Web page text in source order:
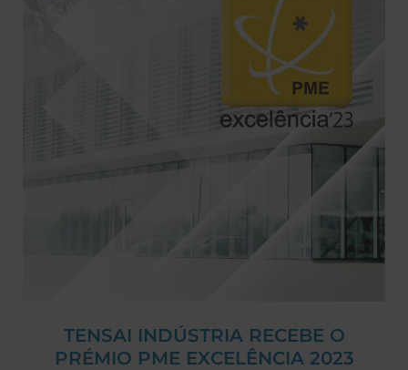
TENSAI INDÚSTRIA RECEBE O
PRÉMIO PME EXCELÊNCIA 2023